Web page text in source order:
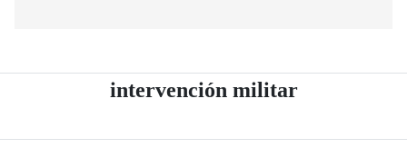
intervención militar-